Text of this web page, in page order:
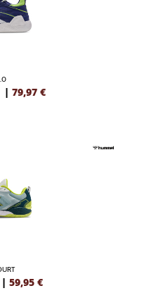
| 79,97 €
| 59,95 €